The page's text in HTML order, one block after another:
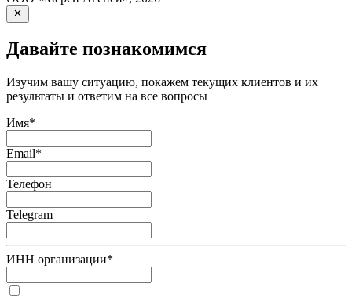
Давайте познакомимся
Изучим вашу ситуацию, покажем текущих клиентов и их
результаты и ответим на все вопросы
Имя*
Email*
Телефон
Telegram
ИНН организации*